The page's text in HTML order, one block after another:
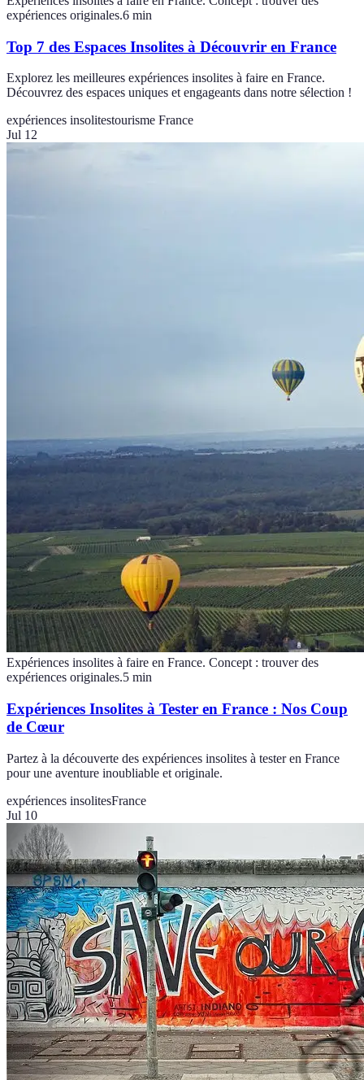
expériences originales.6 min
Top 7 des Espaces Insolites à Découvrir en France
Explorez les meilleures expériences insolites à faire en France.
Découvrez des espaces uniques et engageants dans notre sélection !
expériences insolitestourisme France
Jul 12
Expériences insolites à faire en France. Concept : trouver des
expériences originales.5 min
Expériences Insolites à Tester en France : Nos Coup
de Cœur
Partez à la découverte des expériences insolites à tester en France
pour une aventure inoubliable et originale.
expériences insolitesFrance
Jul 10